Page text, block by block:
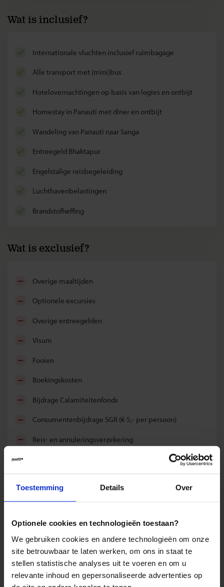
Toestemming Details Over
Optionele cookies en technologieën toestaan?
We gebruiken cookies en andere technologieën om onze
site betrouwbaar te laten werken, om ons in staat te
stellen statistische analyses uit te voeren en om u
relevante inhoud en gepersonaliseerde advertenties op
Wat is inclusief?
internationale vluchten inclusief ruimbagage
alle transport met (mini)bus
hotelovernachtingen op basis van logies en ontbijt
homestay in Panauti met diner en ontbijt
wandeling van Panauti naar Sanga
entreegeld Bhaktapur
Engelstalige reisbegeleiding
luchthavenbelastingen
brandstofheffing
Wat is exclusief?
overige maaltijden
optionele excursies
overige entreegelden
visum
fooien
boekingskosten
bijdrage Calamiteitenfonds
consumentenbijdrage SGR (€ 5,- per persoon)
reis- en annuleringsverzekering
Reizen: de feiten op een rij
We kunnen ons voorstellen dat je nog vragen hebt over hoe
belangrijkste onderwerpen een speciale pagina
gestelde vragen.
Denk hierbij bijvoorbeeld aan vragen als:
• Wanneer gaat mijn reis gegarandeerd door?
• Hoe zit het met de betaling van mijn reis?